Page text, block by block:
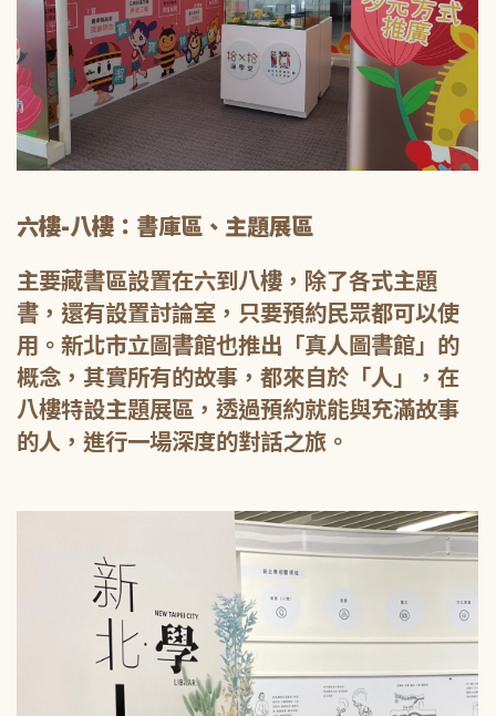
六樓-八樓：書庫區、主題展區
主要藏書區設置在六到八樓，除了各式主題
書，還有設置討論室，只要預約民眾都可以使
用。新北市立圖書館也推出「真人圖書館」的
概念，其實所有的故事，都來自於「人」，在
八樓特設主題展區，透過預約就能與充滿故事
的人，進行一場深度的對話之旅。